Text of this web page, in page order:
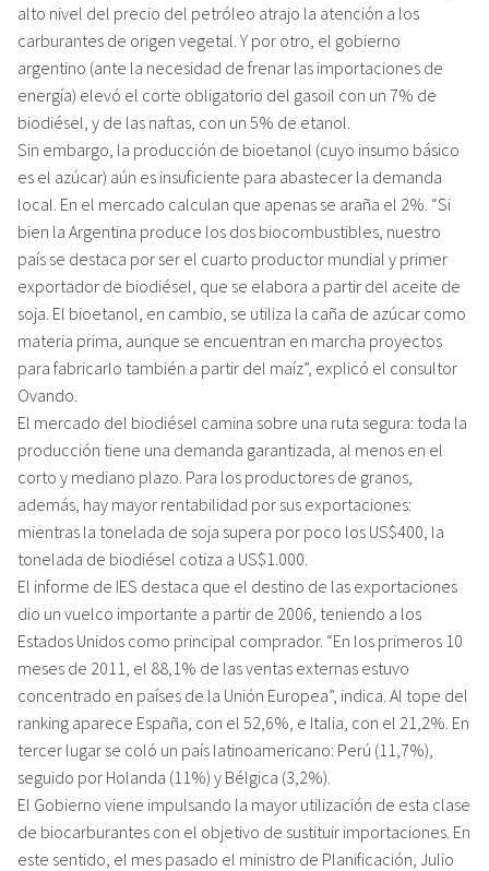
alto nivel del precio del petróleo atrajo la atención a los
carburantes de origen vegetal. Y por otro, el gobierno
argentino (ante la necesidad de frenar las importaciones de
energía) elevó el corte obligatorio del gasoil con un 7% de
biodiésel, y de las naftas, con un 5% de etanol.
Sin embargo, la producción de bioetanol (cuyo insumo básico
es el azúcar) aún es insuficiente para abastecer la demanda
local. En el mercado calculan que apenas se araña el 2%. “Si
bien la Argentina produce los dos biocombustibles, nuestro
país se destaca por ser el cuarto productor mundial y primer
exportador de biodiésel, que se elabora a partir del aceite de
soja. El bioetanol, en cambio, se utiliza la caña de azúcar como
materia prima, aunque se encuentran en marcha proyectos
para fabricarlo también a partir del maíz”, explicó el consultor
Ovando.
El mercado del biodiésel camina sobre una ruta segura: toda la
producción tiene una demanda garantizada, al menos en el
corto y mediano plazo. Para los productores de granos,
además, hay mayor rentabilidad por sus exportaciones:
mientras la tonelada de soja supera por poco los US$400, la
tonelada de biodiésel cotiza a US$1.000.
El informe de IES destaca que el destino de las exportaciones
dio un vuelco importante a partir de 2006, teniendo a los
Estados Unidos como principal comprador. “En los primeros 10
meses de 2011, el 88,1% de las ventas externas estuvo
concentrado en países de la Unión Europea”, indica. Al tope del
ranking aparece España, con el 52,6%, e Italia, con el 21,2%. En
tercer lugar se coló un país latinoamericano: Perú (11,7%),
seguido por Holanda (11%) y Bélgica (3,2%).
El Gobierno viene impulsando la mayor utilización de esta clase
de biocarburantes con el objetivo de sustituir importaciones. En
este sentido, el mes pasado el ministro de Planificación, Julio